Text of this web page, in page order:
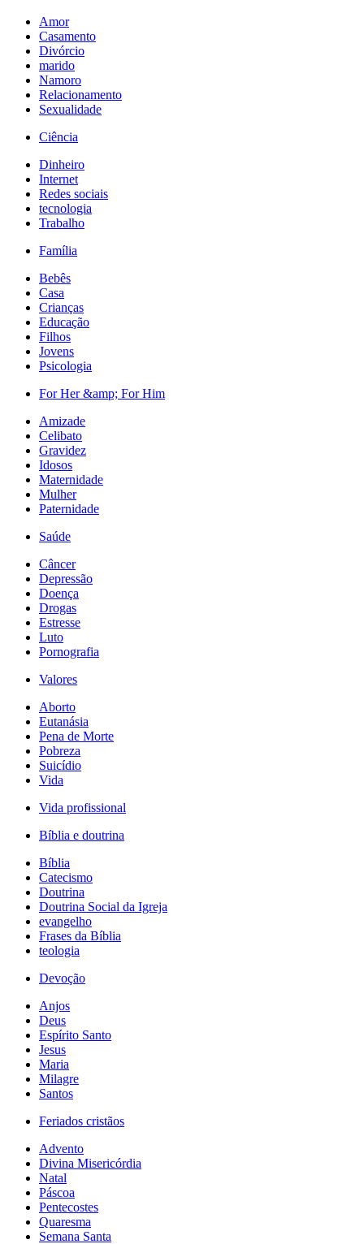
Amor
Casamento
Divórcio
marido
Namoro
Relacionamento
Sexualidade
Ciência
Dinheiro
Internet
Redes sociais
tecnologia
Trabalho
Família
Bebês
Casa
Crianças
Educação
Filhos
Jovens
Psicologia
For Her &amp; For Him
Amizade
Celibato
Gravidez
Idosos
Maternidade
Mulher
Paternidade
Saúde
Câncer
Depressão
Doença
Drogas
Estresse
Luto
Pornografia
Valores
Aborto
Eutanásia
Pena de Morte
Pobreza
Suicídio
Vida
Vida profissional
Bíblia e doutrina
Bíblia
Catecismo
Doutrina
Doutrina Social da Igreja
evangelho
Frases da Bíblia
teologia
Devoção
Anjos
Deus
Espírito Santo
Jesus
Maria
Milagre
Santos
Feriados cristãos
Advento
Divina Misericórdia
Natal
Páscoa
Pentecostes
Quaresma
Semana Santa